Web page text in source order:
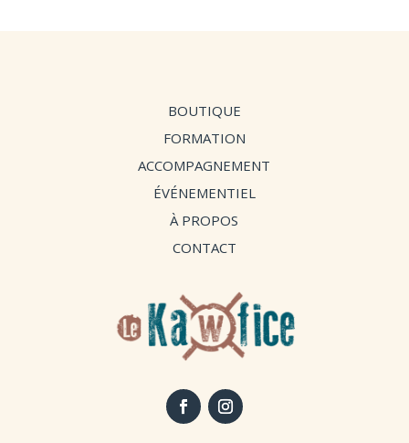
BOUTIQUE
FORMATION
ACCOMPAGNEMENT
ÉVÉNEMENTIEL
À PROPOS
CONTACT